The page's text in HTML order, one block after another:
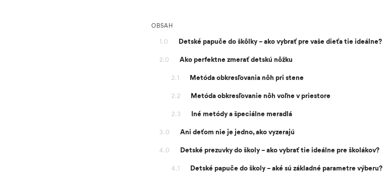
OBSAH
1.0 Detské papuče do škôlky – ako vybrať pre vaše dieťa tie ideálne?
2.0 Ako perfektne zmerať detskú nôžku
2.1 Metóda obkresľovania nôh pri stene
2.2 Metóda obkresľovanie nôh voľne v priestore
2.3 Iné metódy a špeciálne meradlá
3.0 Ani deťom nie je jedno, ako vyzerajú
4.0 Detské prezuvky do školy – ako vybrať tie ideálne pre školákov?
4.1 Detské papuče do školy – aké sú základné parametre výberu?